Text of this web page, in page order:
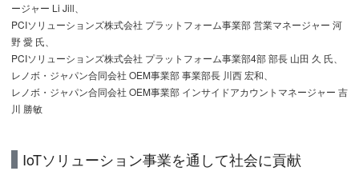
ージャー Li Jill、
PCIソリューションズ株式会社 プラットフォーム事業部 営業マネージャー 河
野 愛 氏、
PCIソリューションズ株式会社 プラットフォーム事業部4部 部長 山田 久 氏、
レノボ・ジャパン合同会社 OEM事業部 事業部長 川西 宏和、
レノボ・ジャパン合同会社 OEM事業部 インサイドアカウントマネージャー 吉
川 勝敏
IoTソリューション事業を通して社会に貢献